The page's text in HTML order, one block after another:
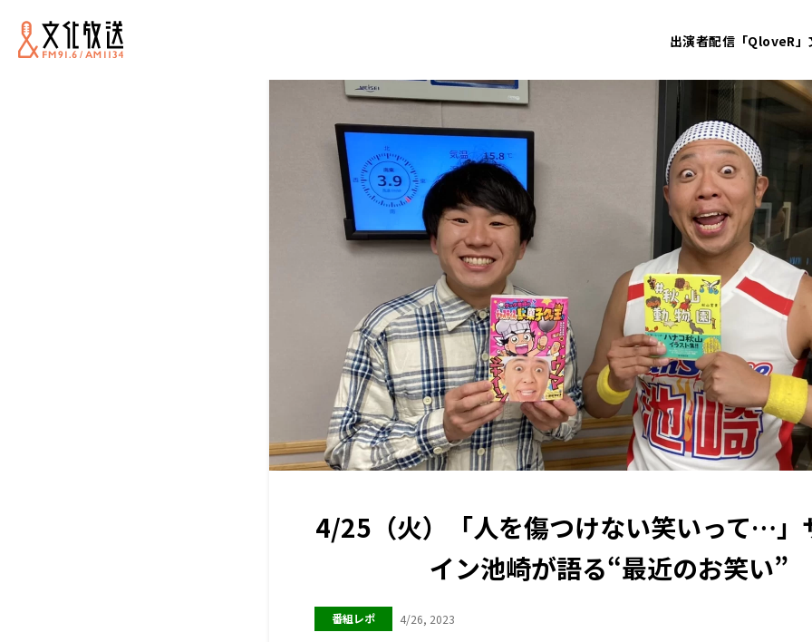
出演者配信「QloveR」
4/25（火）「人を傷つけない笑いって…」
イン池崎が語る“最近のお笑い”
番組レポ 4/26, 2023